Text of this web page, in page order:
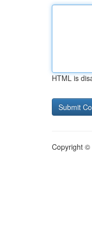
HTML is
Copyright ©